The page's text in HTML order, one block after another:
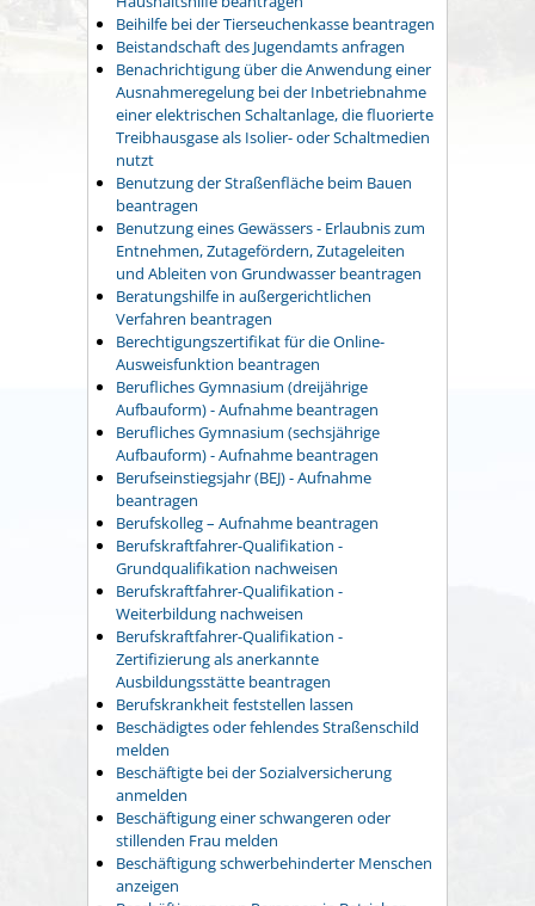
Beihilfe bei der Tierseuchenkasse beantragen
Beistandschaft des Jugendamts anfragen
Benachrichtigung über die Anwendung einer
Ausnahmeregelung bei der Inbetriebnahme
einer elektrischen Schaltanlage, die fluorierte
Treibhausgase als Isolier- oder Schaltmedien
nutzt
Benutzung der Straßenfläche beim Bauen
beantragen
Benutzung eines Gewässers - Erlaubnis zum
Entnehmen, Zutagefördern, Zutageleiten
und Ableiten von Grundwasser beantragen
Beratungshilfe in außergerichtlichen
Verfahren beantragen
Berechtigungszertifikat für die Online-
Ausweisfunktion beantragen
Berufliches Gymnasium (dreijährige
Aufbauform) - Aufnahme beantragen
Berufliches Gymnasium (sechsjährige
Aufbauform) - Aufnahme beantragen
Berufseinstiegsjahr (BEJ) - Aufnahme
beantragen
Berufskolleg – Aufnahme beantragen
Berufskraftfahrer-Qualifikation -
Grundqualifikation nachweisen
Berufskraftfahrer-Qualifikation -
Weiterbildung nachweisen
Berufskraftfahrer-Qualifikation -
Zertifizierung als anerkannte
Ausbildungsstätte beantragen
Berufskrankheit feststellen lassen
Beschädigtes oder fehlendes Straßenschild
melden
Beschäftigte bei der Sozialversicherung
anmelden
Beschäftigung einer schwangeren oder
stillenden Frau melden
Beschäftigung schwerbehinderter Menschen
anzeigen